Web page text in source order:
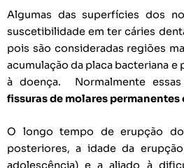
Algumas das superfícies dos
suscetibilidade em ter cáries
pois são consideradas regiões
acumulação da placa bacteriana e
à doença. Normalmente
fissuras de molares permanentes
O longo tempo de erupção
posteriores, a idade da
adolescência) e a aliado à